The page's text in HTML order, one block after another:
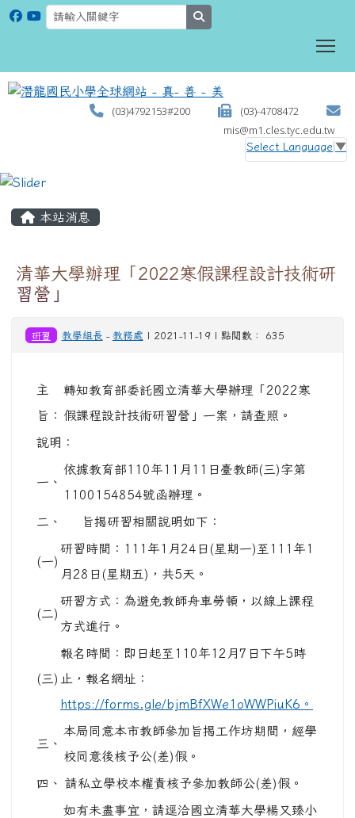
(03)4792153#200
(03)-4708472
mis@m1.cles.tyc.edu.tw
Select Language ▼
本站消息
清華大學辦理「2022寒假課程設計技術研
習營」
研習 教學組長 - 教務處 | 2021-11-19 | 點閱數： 635
主
旨：
轉知教育部委託國立清華大學辦理「2022寒
假課程設計技術研習營」一案，請查照。
說明：
一、
依據教育部110年11月11日臺教師(三)字第
1100154854號函辦理。
二、 旨揭研習相關說明如下：
(一)
研習時間：111年1月24日(星期一)至111年1
月28日(星期五)，共5天。
(二)
研習方式：為避免教師舟車勞頓，以線上課程
方式進行。
(三)
報名時間：即日起至110年12月7日下午5時
止，報名網址：
https://forms.gle/bjmBfXWe1oWWPiuK6。
三、
本局同意本市教師參加旨揭工作坊期間，經學
校同意後核予公(差)假。
四、 請私立學校本權責核予參加教師公(差)假。
如有未盡事宜，請逕洽國立清華大學楊又臻小